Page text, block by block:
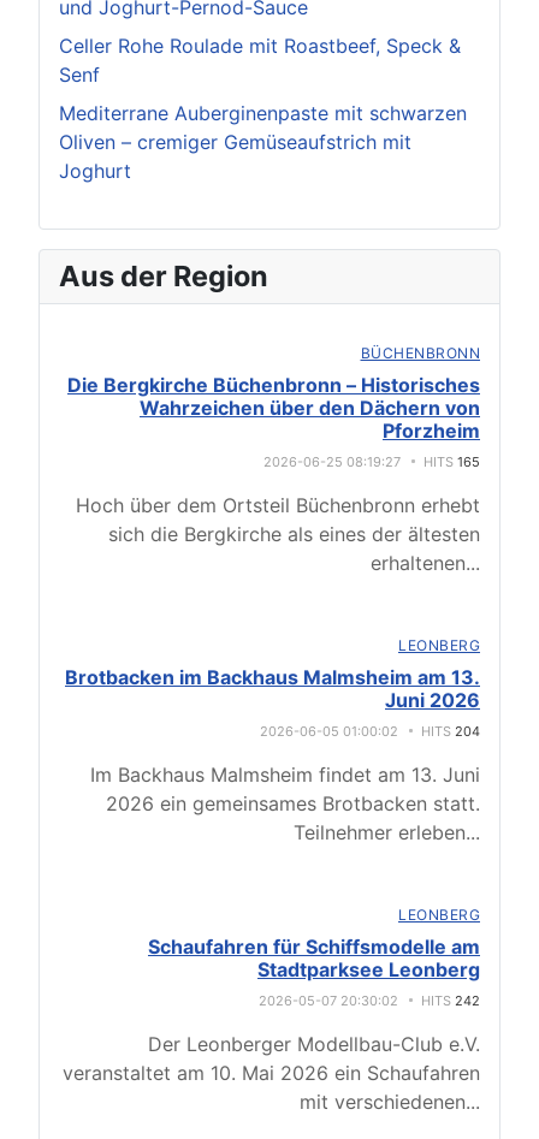
und Joghurt-Pernod-Sauce
Celler Rohe Roulade mit Roastbeef, Speck &
Senf
Mediterrane Auberginenpaste mit schwarzen
Oliven – cremiger Gemüseaufstrich mit
Joghurt
Aus der Region
BÜCHENBRONN
Die Bergkirche Büchenbronn – Historisches
Wahrzeichen über den Dächern von
Pforzheim
2026-06-25 08:19:27 HITS 165
Hoch über dem Ortsteil Büchenbronn erhebt
sich die Bergkirche als eines der ältesten
erhaltenen...
LEONBERG
Brotbacken im Backhaus Malmsheim am 13.
Juni 2026
2026-06-05 01:00:02 HITS 204
Im Backhaus Malmsheim findet am 13. Juni
2026 ein gemeinsames Brotbacken statt.
Teilnehmer erleben...
LEONBERG
Schaufahren für Schiffsmodelle am
Stadtparksee Leonberg
2026-05-07 20:30:02 HITS 242
Der Leonberger Modellbau-Club e.V.
veranstaltet am 10. Mai 2026 ein Schaufahren
mit verschiedenen...